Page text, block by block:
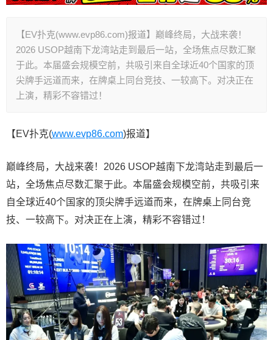
【EV扑克(www.evp86.com)报道】巅峰终局，大战来袭！
2026 USOP越南下龙湾站走到最后一站，全场焦点尽数汇聚
于此。本届盛会规模空前，共吸引来自全球近40个国家的顶
尖牌手远道而来，在牌桌上同台竞技、一较高下。对决正在
上演，精彩不容错过！
【EV扑克(www.evp86.com)报道】
巅峰终局，大战来袭！2026 USOP越南下龙湾站走到最后一
站，全场焦点尽数汇聚于此。本届盛会规模空前，共吸引来
自全球近40个国家的顶尖牌手远道而来，在牌桌上同台竞
技、一较高下。对决正在上演，精彩不容错过！